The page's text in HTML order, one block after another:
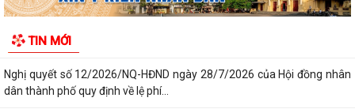
TIN MỚI
mạng thông tin di động công...
Nghị quyết số 12/2026/NQ-HĐND ngày 28/7/2026 của Hội đồng nhân
dân thành phố quy định về lệ phí...